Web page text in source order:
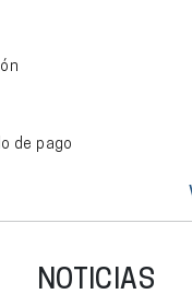
de pago
NOTICIAS